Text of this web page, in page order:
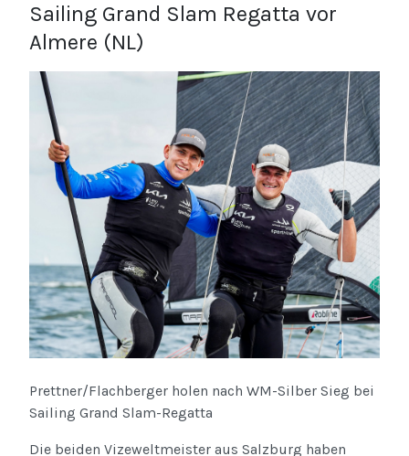
Sailing Grand Slam Regatta vor
Almere (NL)
Prettner/Flachberger holen nach WM-Silber Sieg bei
Sailing Grand Slam-Regatta
Die beiden Vizeweltmeister aus Salzburg haben